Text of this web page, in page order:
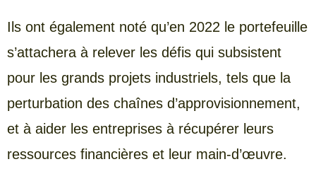
Ils ont également noté qu’en 2022 le portefeuille
s’attachera à relever les défis qui subsistent
pour les grands projets industriels, tels que la
perturbation des chaînes d’approvisionnement,
et à aider les entreprises à récupérer leurs
ressources financières et leur main-d’œuvre.